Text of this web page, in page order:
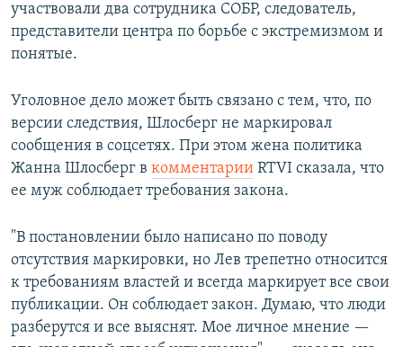
участвовали два сотрудника СОБР, следователь,
представители центра по борьбе с экстремизмом и
понятые.
Уголовное дело может быть связано с тем, что, по
версии следствия, Шлосберг не маркировал
сообщения в соцсетях. При этом жена политика
Жанна Шлосберг в комментарии RTVI сказала, что
ее муж соблюдает требования закона.
"В постановлении было написано по поводу
отсутствия маркировки, но Лев трепетно относится
к требованиям властей и всегда маркирует все свои
публикации. Он соблюдает закон. Думаю, что люди
разберутся и все выяснят. Мое личное мнение —